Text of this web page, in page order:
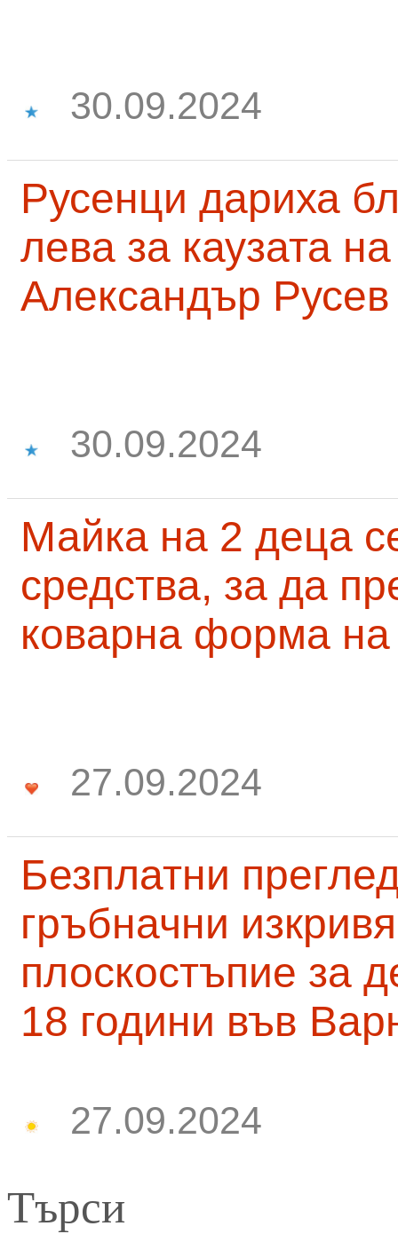
30.09.2024
Русенци дариха
лева за каузата
Александър Русев
30.09.2024
Майка на 2 деца
средства, за да
коварна форма на
27.09.2024
Безплатни
гръбначни
плоскостъпие за
18 години във
27.09.2024
Търси